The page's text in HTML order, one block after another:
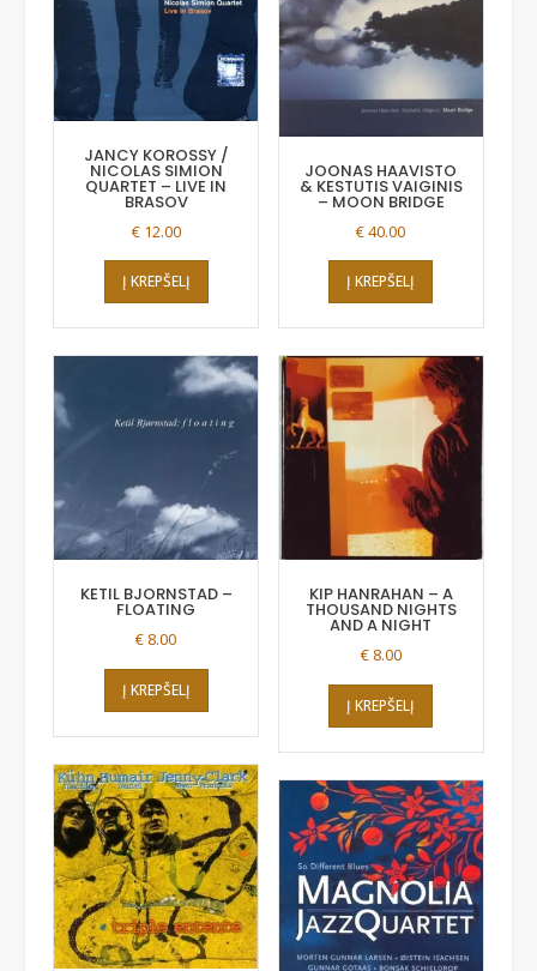
JANCY KOROSSY /
NICOLAS SIMION
QUARTET – LIVE IN
BRASOV
€ 12.00
Į KREPŠELĮ
JOONAS HAAVISTO
& KESTUTIS VAIGINIS
– MOON BRIDGE
€40.00
Į KREPŠELĮ
KETIL BJORNSTAD –
FLOATING
€ 8.00
Į KREPŠELĮ
KIP HANRAHAN – A
THOUSAND NIGHTS
AND A NIGHT
€ 8.00
Į KREPŠELĮ